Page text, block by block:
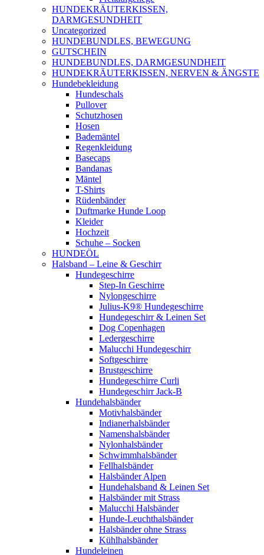
HUNDEKRÄUTERKISSEN,
DARMGESUNDHEIT
Uncategorized
HUNDEBUNDLES, BEWEGUNG
GUTSCHEIN
HUNDEBUNDLES, DARMGESUNDHEIT
HUNDEKRÄUTERKISSEN, NERVEN & ÄNGSTE
Hundebekleidung
Hundeschals
Pullover
Schutzhosen
Hosen
Bademäntel
Regenkleidung
Basecaps
Bandanas
Mäntel
T-Shirts
Rüdenbänder
Duftmarke Hunde Loop
Kleider
Hochzeit
Schuhe – Socken
HUNDEÖL
Halsband – Leine & Geschirr
Hundegeschirre
Step-In Geschirre
Nylongeschirre
Julius-K9® Hundegeschirre
Hundegeschirr & Leinen Set
Dog Copenhagen
Ledergeschirre
Malucchi Hundegeschirr
Softgeschirre
Brustgeschirre
Hundegeschirre Curli
Hundegeschirr Jack-B
Hundehalsbänder
Motivhalsbänder
Indianerhalsbänder
Namenshalsbänder
Nylonhalsbänder
Schwimmhalsbänder
Fellhalsbänder
Halsbänder Alpen
Hundehalsband & Leinen Set
Halsbänder mit Strass
Malucchi Halsbänder
Hunde-Leuchthalsbänder
Halsbänder ohne Strass
Kühlhalsbänder
Hundeleinen